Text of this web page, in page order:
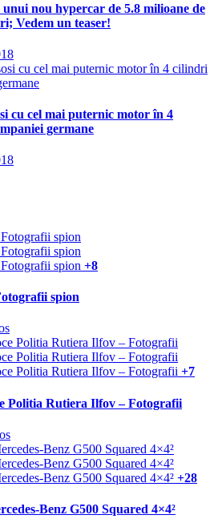
nou hypercar de 5.8 milioane de
Vedem un teaser!
cu cel mai puternic motor în 4
germane
+8
spion
+7
Politia Rutiera Ilfov – Fotografii
+28
Benz G500 Squared 4×4²